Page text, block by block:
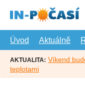
hlavní
Úvod
Aktuálně
AKTUALITA: Víkend
teplotami